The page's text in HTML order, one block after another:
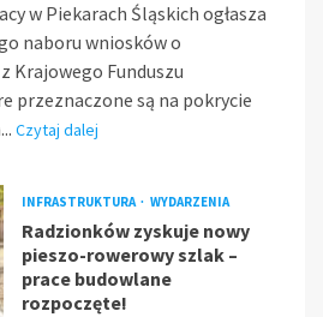
w Piekarach Śląskich ogłasza
naboru wniosków o
Krajowego Funduszu
przeznaczone są na pokrycie
Czytaj dalej
INFRASTRUKTURA WYDARZENIA
Radzionków zyskuje nowy
pieszo-rowerowy szlak –
prace budowlane
rozpoczęte!